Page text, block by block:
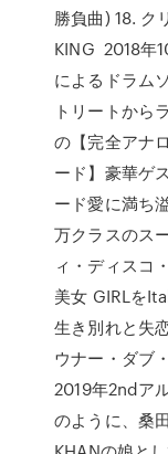
勝負曲) 18. ク
KING 2018年
によるドラム
トリートから
の【完全アナ
ード】豪華ゲ
ード愛に満ち
万クラスのス
ィ・ディスコ
美女 GIRLを
生き別れと失
ウナー・ダブ
2019年2ndア
のように、桑